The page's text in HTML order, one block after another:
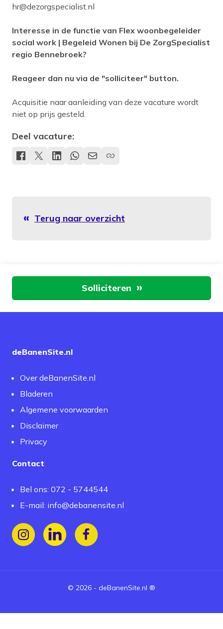
hr@dezorgspecialist.nl
Interesse in de functie van Flex woonbegeleider
social work | Begeleid Wonen bij De ZorgSpecialist
regio Bennebroek?
Reageer dan nu via de "solliciteer" button.
Acquisitie naar aanleiding van deze vacature wordt
niet op prijs gesteld.
Deel vacature:
Terug naar overzicht
Aan de slagSolliciteren
deBanenSite.nl
Over deBanenSite.nl
Bladeren
Algemene voorwaarden
Disclaimer
Privacy
Contact
Bel ons: 072 - 5744544
E-mail: info@debanensite.nl
© 2026 - deBanenSite.nl ®